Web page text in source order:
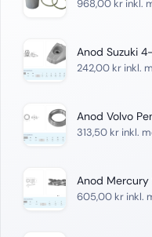
968,00 kr inkl.
Anod Suzuki
242,00 kr inkl.
Anod Volvo
313,50 kr inkl.
Anod
605,00 kr inkl.